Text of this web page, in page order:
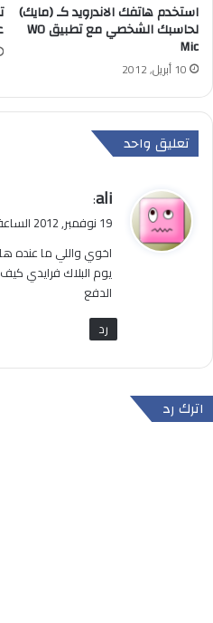
استخدم هاتفك الاندرويد كـ (مايك)
لحاسبك الشخصي مع تطبيق WO
Mic
10 أبريل, 2012
تعليق واحد
ي
ق
ل
ali
:
19 نوفمبر, 2012 الساعة 10:15 م
اخوي واللي ما عنده
يوم البلاك فرايدي
الدفع
رد
اترك رد